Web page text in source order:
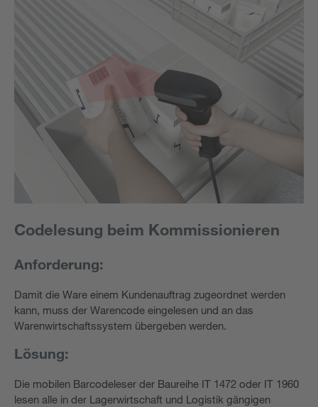
Codelesung beim Kommissionieren
Anforderung:
Damit die Ware einem Kundenauftrag zugeordnet werden
kann, muss der Warencode eingelesen und an das
Warenwirtschaftssystem übergeben werden.
Lösung:
Die mobilen Barcodeleser der Baureihe IT 1472 oder IT 1960
lesen alle in der Lagerwirtschaft und Logistik gängigen